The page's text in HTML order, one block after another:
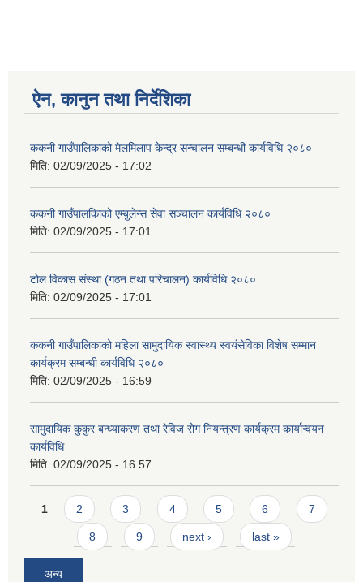
ऐन, कानुन तथा निर्देशिका
ककनी गाउँपालिकाको मेलमिलाप केन्द्र सन्चालन सम्बन्धी कार्यविधि २०८०
मिति: 02/09/2025 - 17:02
ककनी गाउँपालकािको एम्बुलेन्स सेवा सञ्चालन कार्यविधि २०८०
मिति: 02/09/2025 - 17:01
टोल विकास संस्था (गठन तथा परिचालन) कार्यविधि २०८०
मिति: 02/09/2025 - 17:01
ककनी गाउँपालिकाको महिला सामुदायिक स्वास्थ्य स्वयंसेविका विशेष सम्मान
कार्यक्रम सम्बन्धी कार्यविधि २०८०
मिति: 02/09/2025 - 16:59
सामुदायिक कुकुर बन्ध्याकरण तथा रेविज रोग नियन्त्रण कार्यक्रम कार्यान्वयन
कार्यविधि
मिति: 02/09/2025 - 16:57
Pages
1 2 3 4 5 6 7
8 9 next › last »
अन्य